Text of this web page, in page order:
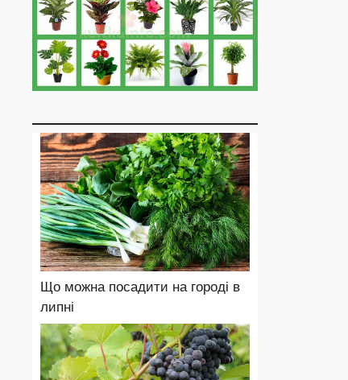
Що можна посадити на городі в
липні